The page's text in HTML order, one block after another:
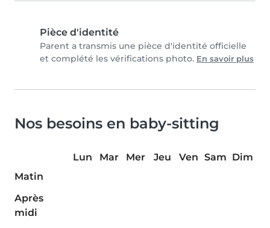
Pièce d'identité
Parent a transmis une pièce d'identité officielle
et complété les vérifications photo. En savoir plus
Nos besoins en baby-sitting
Lun Mar Mer Jeu Ven Sam Dim
Matin
Après
midi